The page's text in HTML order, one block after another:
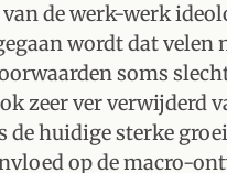
de werk-werk
wordt dat velen
soms
zeer ver verwijderd
huidige sterke
op de macro-